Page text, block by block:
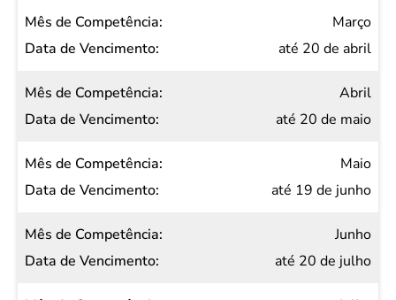
Março
até 20 de abril
Abril
até 20 de maio
Maio
até 19 de junho
Junho
até 20 de julho